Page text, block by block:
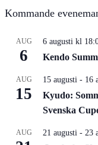
Kommande
AUG
6
6 augusti kl
Kendo
AUG
15
15 augusti - 16
Kyudo:
Svenska
AUG 21 augusti - 23